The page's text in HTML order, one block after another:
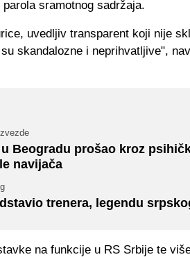
sramotnog sadržaja.
uvedljiv transparent koji nije
skandalozne i neprihvatljive",
u Beogradu prošao kroz
navijača
trenera, legendu
na funkcije u RS Srbije te